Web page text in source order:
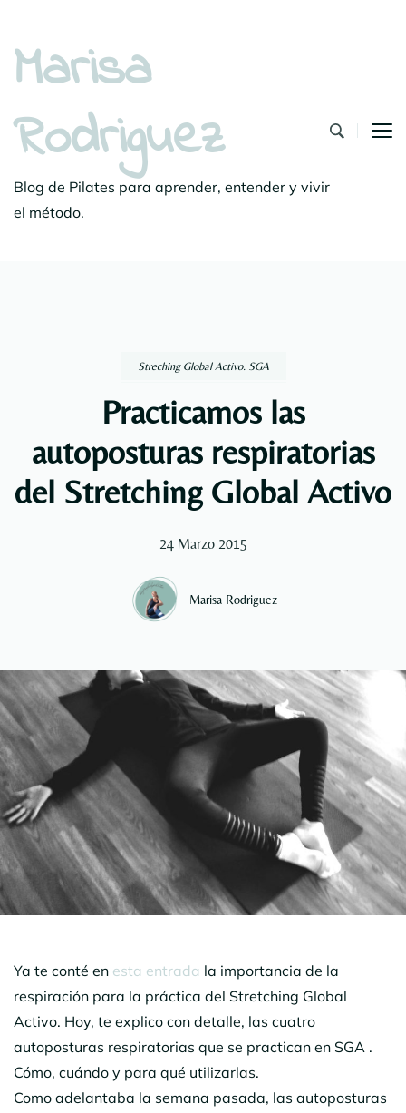
Marisa
Rodriguez
Blog de Pilates para aprender, entender y vivir
el método.
Streching Global Activo. SGA
Practicamos las
autoposturas respiratorias
del Stretching Global Activo
24 Marzo 2015
Marisa Rodriguez
Ya te conté en esta entrada la importancia de la
respiración para la práctica del Stretching Global
Activo. Hoy, te explico con detalle, las cuatro
autoposturas respiratorias que se practican en SGA .
Cómo, cuándo y para qué utilizarlas.
Como adelantaba la semana pasada, las autoposturas